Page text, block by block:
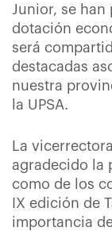
Junior, se han
dotación
será
destacadas
nuestra
la UPSA.
La
agradecido la
como de los
IX edición de
importancia